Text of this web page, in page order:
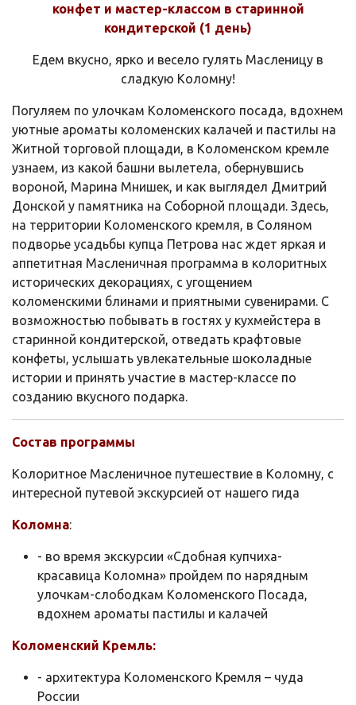
конфет и мастер-классом в старинной
кондитерской (1 день)
Едем вкусно, ярко и весело гулять Масленицу в
сладкую Коломну!
Погуляем по улочкам Коломенского посада, вдохнем
уютные ароматы коломенских калачей и пастилы на
Житной торговой площади, в Коломенском кремле
узнаем, из какой башни вылетела, обернувшись
вороной, Марина Мнишек, и как выглядел Дмитрий
Донской у памятника на Соборной площади. Здесь,
на территории Коломенского кремля, в Соляном
подворье усадьбы купца Петрова нас ждет яркая и
аппетитная Масленичная программа в колоритных
исторических декорациях, с угощением
коломенскими блинами и приятными сувенирами. С
возможностью побывать в гостях у кухмейстера в
старинной кондитерской, отведать крафтовые
конфеты, услышать увлекательные шоколадные
истории и принять участие в мастер-классе по
созданию вкусного подарка.
Состав программы
Колоритное Масленичное путешествие в Коломну, с
интересной путевой экскурсией от нашего гида
Коломна:
- во время экскурсии «Сдобная купчиха-
красавица Коломна» пройдем по нарядным
улочкам-слободкам Коломенского Посада,
вдохнем ароматы пастилы и калачей
Коломенский Кремль:
- архитектура Коломенского Кремля – чуда
России